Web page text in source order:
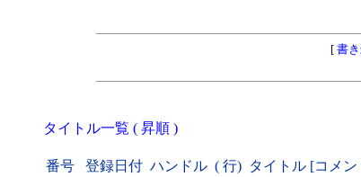
[ 書
タイトル一覧 ( 昇順 )
番号 登録日付 ハンドル ( 行) タイトル [コメ